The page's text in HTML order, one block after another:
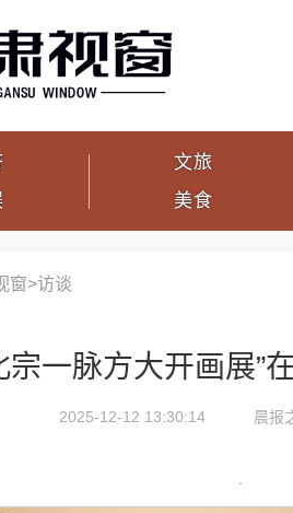
文旅
美食
窗>访谈
宗一脉方大开画展”
2025-12-12 13:30:14 晨报